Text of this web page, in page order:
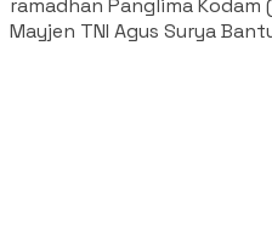
ramadhan Panglima Kodam
Mayjen TNI Agus Surya